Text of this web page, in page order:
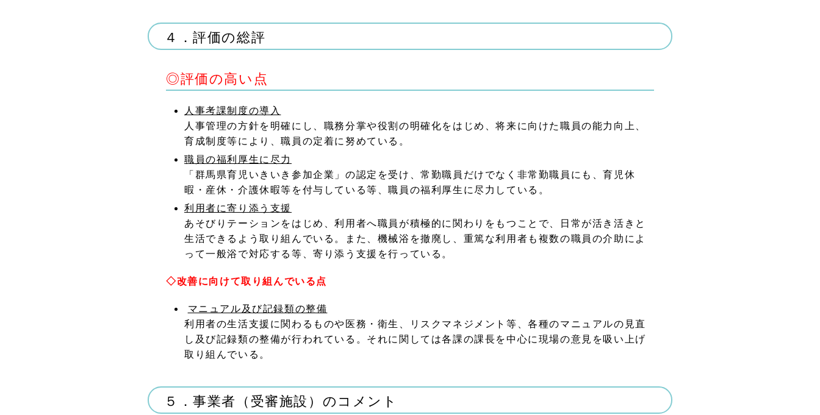
４．評価の総評
◎評価の高い点
人事考課制度の導入
人事管理の方針を明確にし、職務分掌や役割の明確化をはじめ、将来に向けた職員の能力向上、
育成制度等により、職員の定着に努めている。
職員の福利厚生に尽力
「群馬県育児いきいき参加企業」の認定を受け、常勤職員だけでなく非常勤職員にも、育児休
暇・産休・介護休暇等を付与している等、職員の福利厚生に尽力している。
利用者に寄り添う支援
あそびりテーションをはじめ、利用者へ職員が積極的に関わりをもつことで、日常が活き活きと
生活できるよう取り組んでいる。また、機械浴を撤廃し、重篤な利用者も複数の職員の介助によ
って一般浴で対応する等、寄り添う支援を行っている。
◇改善に向けて取り組んでいる点
マニュアル及び記録類の整備
利用者の生活支援に関わるものや医務・衛生、リスクマネジメント等、各種のマニュアルの見直
し及び記録類の整備が行われている。それに関しては各課の課長を中心に現場の意見を吸い上げ
取り組んでいる。
５．事業者（受審施設）のコメント